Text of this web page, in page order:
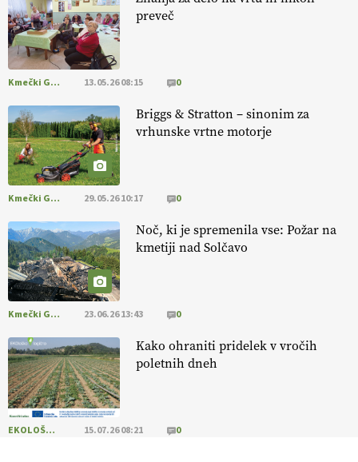
[EKOloško = LOGIČNO ] Ekološka hrana: Resnica ali le dobra reklama?
PRISLUHNITE
@EUAgri #imcap #cap #eco #skp #vlog
09.07.2026
preveč
Kmečki Glas 13.05.26 08:15 0
Briggs & Stratton – sinonim za
vrhunske vrtne motorje
Kmečki Glas 29.05.26 10:17 0
Noč, ki je spremenila vse: Požar na
kmetiji nad Solčavo
Kmečki Glas 23.06.26 13:43 0
Kako ohraniti pridelek v vročih
poletnih dneh
EKOLOŠKO LOGIČNO 15.07.26 08:21 0